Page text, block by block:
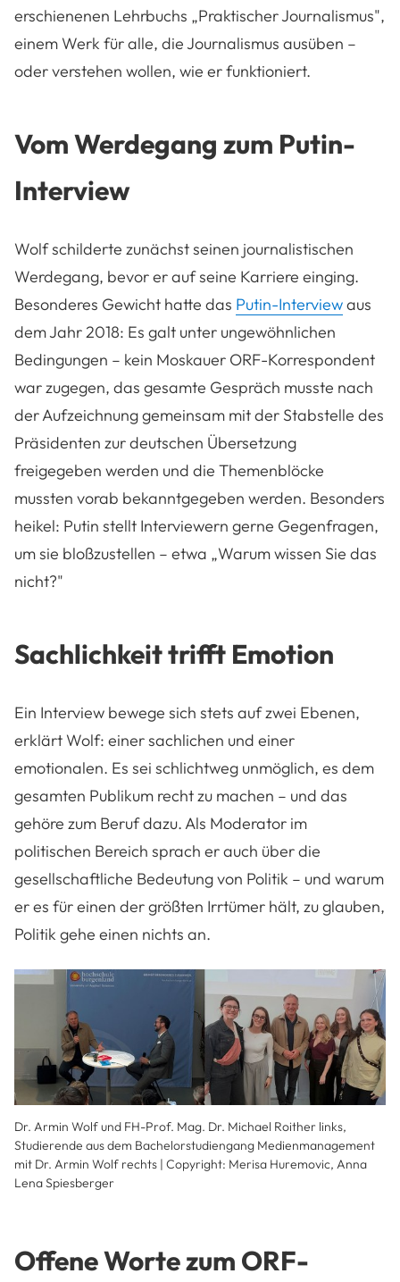
erschienenen Lehrbuchs „Praktischer Journalismus",
einem Werk für alle, die Journalismus ausüben –
oder verstehen wollen, wie er funktioniert.
Vom Werdegang zum Putin-
Interview
Wolf schilderte zunächst seinen journalistischen
Werdegang, bevor er auf seine Karriere einging.
Besonderes Gewicht hatte das Putin-Interviewaus
dem Jahr 2018: Es galt unter ungewöhnlichen
Bedingungen – kein Moskauer ORF-Korrespondent
war zugegen, das gesamte Gespräch musste nach
der Aufzeichnung gemeinsam mit der Stabstelle des
Präsidenten zur deutschen Übersetzung
freigegeben werden und die Themenblöcke
mussten vorab bekanntgegeben werden. Besonders
heikel: Putin stellt Interviewern gerne Gegenfragen,
um sie bloßzustellen – etwa „Warum wissen Sie das
nicht?"
Sachlichkeit trifft Emotion
Ein Interview bewege sich stets auf zwei Ebenen,
erklärt Wolf: einer sachlichen und einer
emotionalen. Es sei schlichtweg unmöglich, es dem
gesamten Publikum recht zu machen – und das
gehöre zum Beruf dazu. Als Moderator im
politischen Bereich sprach er auch über die
gesellschaftliche Bedeutung von Politik – und warum
er es für einen der größten Irrtümer hält, zu glauben,
Politik gehe einen nichts an.
Dr. Armin Wolf und FH-Prof. Mag. Dr. Michael Roither links,
Studierende aus dem Bachelorstudiengang Medienmanagement
mit Dr. Armin Wolf rechts | Copyright: Merisa Huremovic, Anna
Lena Spiesberger
Offene Worte zum ORF-